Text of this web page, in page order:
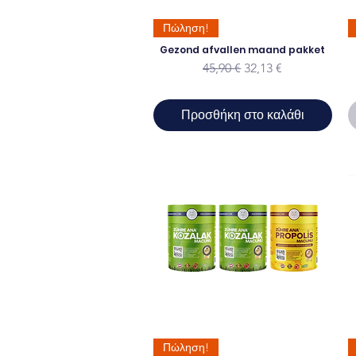
Πώληση!
Gezond afvallen maand pakket
Κανονική τιμή
45,90 € Τιμή Έκπτωσης
32,13 €
Προσθήκη στο καλάθι
Πώληση!